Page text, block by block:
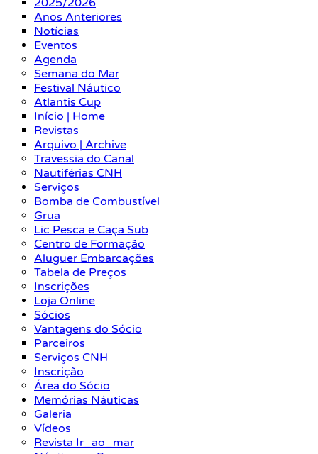
2025/2026
Anos Anteriores
Notícias
Eventos
Agenda
Semana do Mar
Festival Náutico
Atlantis Cup
Início | Home
Revistas
Arquivo | Archive
Travessia do Canal
Nautiférias CNH
Serviços
Bomba de Combustível
Grua
Lic Pesca e Caça Sub
Centro de Formação
Aluguer Embarcações
Tabela de Preços
Inscrições
Loja Online
Sócios
Vantagens do Sócio
Parceiros
Serviços CNH
Inscrição
Área do Sócio
Memórias Náuticas
Galeria
Vídeos
Revista Ir_ao_mar